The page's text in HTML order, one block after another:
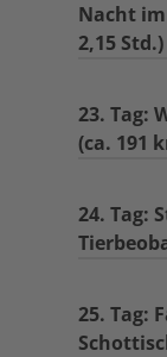
Nacht
2,15 Std.)
23. Tag:
(ca. 191
24. Tag:
25. Tag: